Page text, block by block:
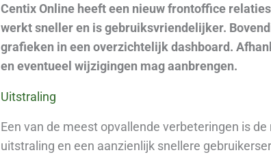
Centix Online heeft een nieuwfrontoffice
werkt sneller en is gebruiksvriendelijker.
grafieken in een overzichtelijk dashboard.
en eventueel wijzigingen mag aanbrengen.
Uitstraling
Een van de meest opvallende verbeteringen is
uitstraling en een aanzienlijk snellere